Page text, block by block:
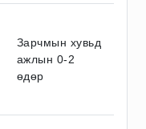
Зарчмын хувьд
ажлын 0-2
өдөр